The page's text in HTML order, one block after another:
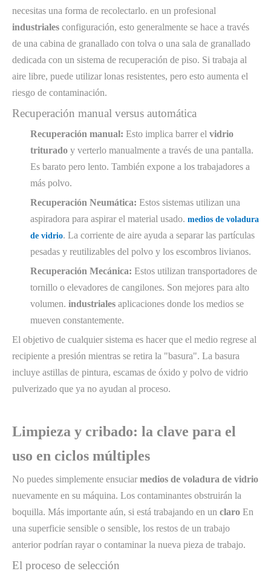
necesitas una forma de recolectarlo. en un profesional
industriales configuración, esto generalmente se hace a través
de una cabina de granallado con tolva o una sala de granallado
dedicada con un sistema de recuperación de piso. Si trabaja al
aire libre, puede utilizar lonas resistentes, pero esto aumenta el
riesgo de contaminación.
Recuperación manual versus automática
Recuperación manual: Esto implica barrer el vidrio
triturado y verterlo manualmente a través de una pantalla.
Es barato pero lento. También expone a los trabajadores a
más polvo.
Recuperación Neumática: Estos sistemas utilizan una
aspiradora para aspirar el material usado. medios de voladura
de vidrio. La corriente de aire ayuda a separar las partículas
pesadas y reutilizables del polvo y los escombros livianos.
Recuperación Mecánica: Estos utilizan transportadores de
tornillo o elevadores de cangilones. Son mejores para alto
volumen. industriales aplicaciones donde los medios se
mueven constantemente.
El objetivo de cualquier sistema es hacer que el medio regrese al
recipiente a presión mientras se retira la "basura". La basura
incluye astillas de pintura, escamas de óxido y polvo de vidrio
pulverizado que ya no ayudan al proceso.
Limpieza y cribado: la clave para el
uso en ciclos múltiples
No puedes simplemente ensuciar medios de voladura de vidrio
nuevamente en su máquina. Los contaminantes obstruirán la
boquilla. Más importante aún, si está trabajando en un claro En
una superficie sensible o sensible, los restos de un trabajo
anterior podrían rayar o contaminar la nueva pieza de trabajo.
El proceso de selección